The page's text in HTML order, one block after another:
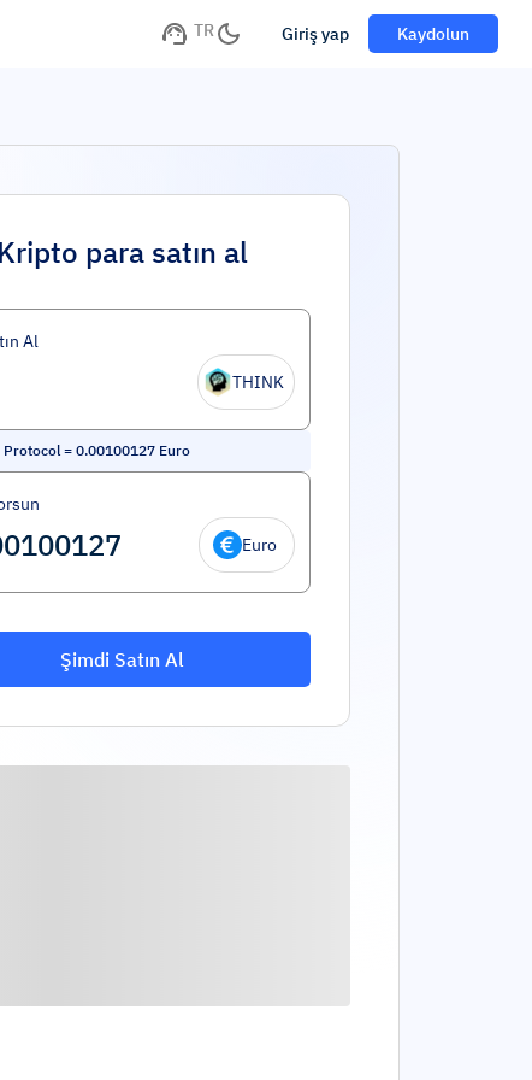
TR Giriş yap Kaydolun
Kripto para satın al
Al
THINK
Protocol= 0.00100127 Euro
Euro
Şimdi Satın Al